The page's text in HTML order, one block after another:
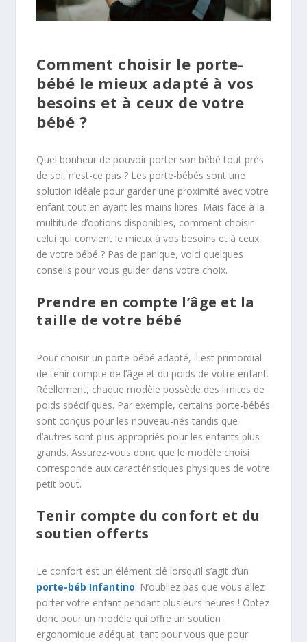
Comment choisir le porte-
bébé le mieux adapté à vos
besoins et à ceux de votre
bébé ?
Quel bonheur de pouvoir porter son bébé tout près
de soi, n’est-ce pas ? Les porte-bébés sont une
solution idéale pour garder une proximité avec votre
enfant tout en ayant les mains libres. Mais face à la
multitude d’options disponibles, comment choisir
celui qui convient le mieux à vos besoins et à ceux
de votre bébé ? Pas de panique, voici quelques
conseils pour vous guider dans votre choix.
Prendre en compte l’âge et la
taille de votre bébé
Pour choisir un porte-bébé adapté, il est primordial
de tenir compte de l’âge et du poids de votre enfant.
Réellement, chaque modèle possède des limites de
poids spécifiques. Par exemple, certains porte-bébés
sont conçus pour les nouveau-nés tandis que
d’autres sont plus appropriés pour les enfants plus
grands. Assurez-vous donc que le modèle choisi
corresponde aux caractéristiques physiques de votre
petit bout.
Tenir compte du confort et du
soutien offerts
Le confort est un élément clé lorsqu’il s’agit d’un
porte-béb Infantino. N’oubliez pas que vous allez
porter votre enfant pendant plusieurs heures ! Optez
donc pour un modèle qui offre un soutien
ergonomique adéquat, tant pour vous que pour